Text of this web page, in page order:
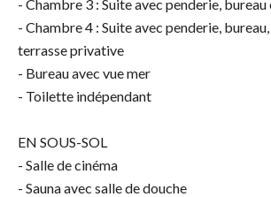
- Chambre 3 : Suite avec penderie,
- Chambre 4 : Suite avec penderie,
terrasse privative
- Bureau avec vue mer
- Toilette indépendant
EN SOUS-SOL
- Salle de cinéma
- Sauna avec salle de douche